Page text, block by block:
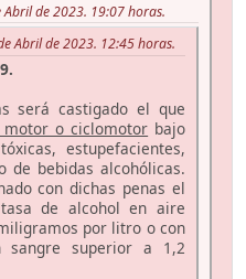
de 2023. 19:07 horas.
Abril de 2023. 12:45 horas.
será castigado el que
motor o ciclomotor bajo
estupefacientes,
de bebidas alcohólicas.
con dichas penas el
de alcohol en aire
por litro o con
superior a 1,2